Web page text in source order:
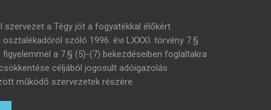
szervezet a Tégy jót a fogyatékkal élőkért
szóló 1996. évi LXXXI. törvény 7.§
a 7.§ (5)-(7) bekezdéseiben foglaltakra
céljából jogosult adóigazolás
működő szervezetek részére.